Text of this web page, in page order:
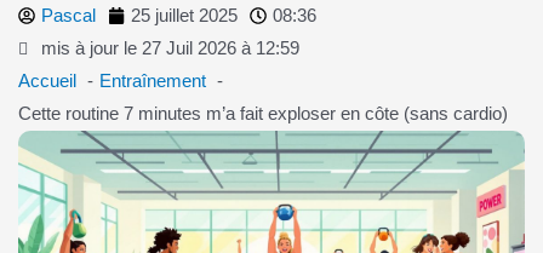
Pascal 25 juillet 2025
08:36
mis à jour le 27 Juil 2026 à 12:59
Accueil
Entraînement
Cette routine 7 minutes m’a fait exploser en côte (sans cardio)